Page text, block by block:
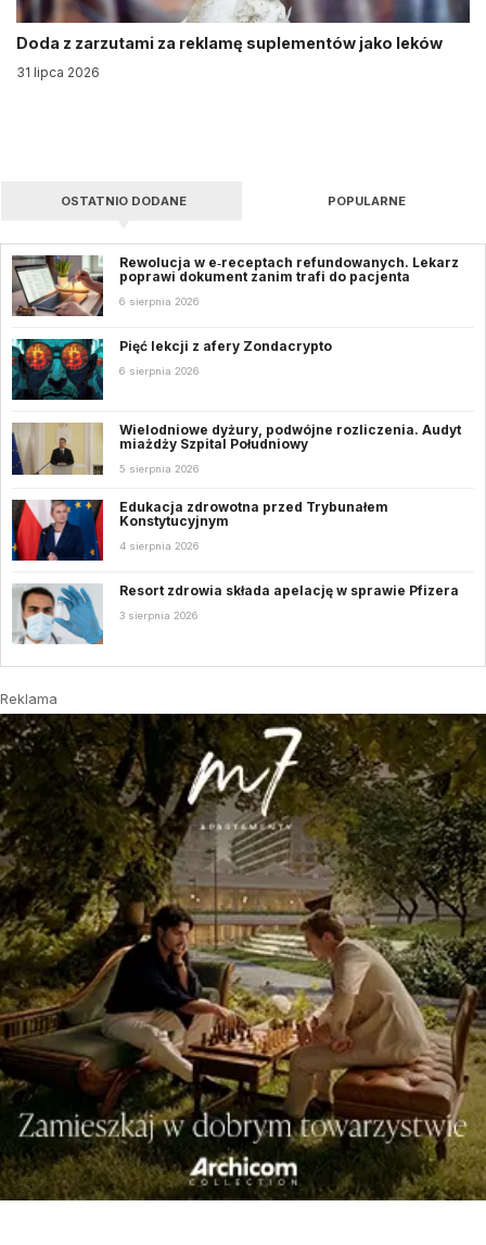
Doda z zarzutami za reklamę suplementów jako leków
31 lipca 2026
OSTATNIO DODANE POPULARNE
Rewolucja w e‑receptach refundowanych. Lekarz
poprawi dokument zanim trafi do pacjenta
6 sierpnia 2026
Pięć lekcji z afery Zondacrypto
6 sierpnia 2026
Wielodniowe dyżury, podwójne rozliczenia. Audyt
miażdży Szpital Południowy
5 sierpnia 2026
Edukacja zdrowotna przed Trybunałem
Konstytucyjnym
4 sierpnia 2026
Resort zdrowia składa apelację w sprawie Pfizera
3 sierpnia 2026
Reklama